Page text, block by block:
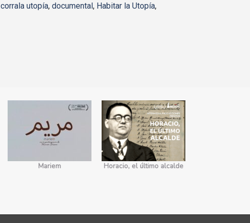
corrala utopía, documental, Habitar la Utopía,
Mariem Horacio, el último alcalde